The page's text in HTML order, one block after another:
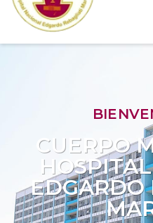
CUERPO
EDGARDO